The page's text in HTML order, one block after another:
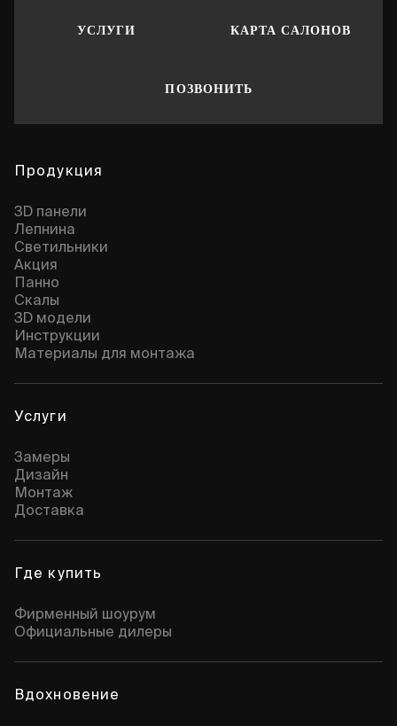
УСЛУГИ КАРТА САЛОНОВ
ПОЗВОНИТЬ
Продукция
3D панели
Лепнина
Cветильники
Акция
Панно
Скалы
3D модели
Инструкции
Материалы для монтажа
Услуги
Замеры
Дизайн
Монтаж
Доставка
Где купить
Фирменный шоурум
Официальные дилеры
Вдохновение